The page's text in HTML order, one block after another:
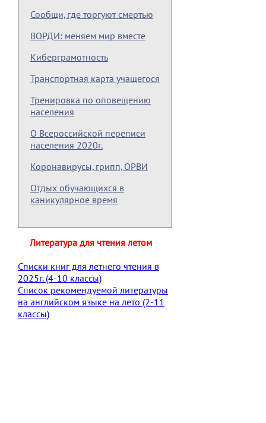
Сообщи, где торгуют смертью
ВОРДИ: меняем мир вместе
Киберграмотность
Транспортная карта учащегося
Тренировка по оповещению
населения
О Всероссийской переписи
населения 2020г.
Коронавирусы, грипп, ОРВИ
Отдых обучающихся в
каникулярное время
Литература для чтения летом
Списки книг для летнего чтения в
2025г. (4-10 классы)
Список рекомендуемой литературы
на английском языке на лето (2-11
классы)